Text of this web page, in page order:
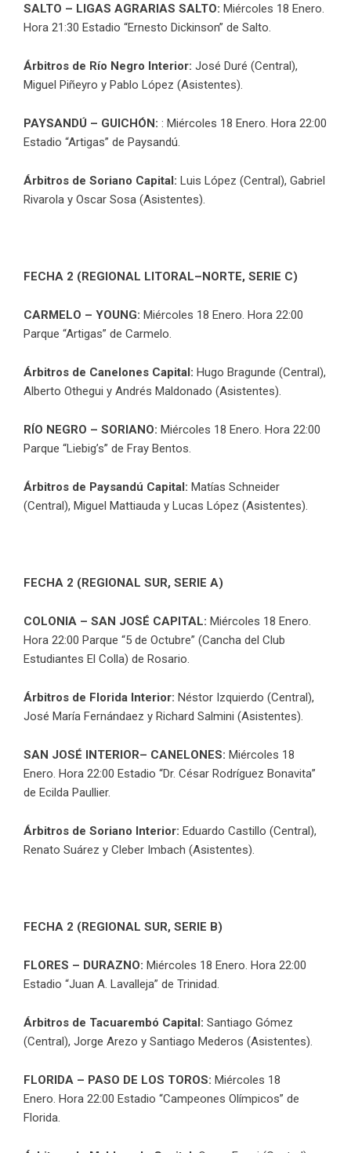
SALTO – LIGAS AGRARIAS SALTO: Miércoles 18 Enero.
Hora 21:30 Estadio “Ernesto Dickinson” de Salto.
Árbitros de Río Negro Interior: José Duré (Central),
Miguel Piñeyro y Pablo López (Asistentes).
PAYSANDÚ – GUICHÓN: : Miércoles 18 Enero. Hora 22:00
Estadio “Artigas” de Paysandú.
Árbitros de Soriano Capital: Luis López (Central), Gabriel
Rivarola y Oscar Sosa (Asistentes).
FECHA 2 (REGIONAL LITORAL–NORTE, SERIE C)
CARMELO – YOUNG: Miércoles 18 Enero. Hora 22:00
Parque “Artigas” de Carmelo.
Árbitros de Canelones Capital: Hugo Bragunde (Central),
Alberto Othegui y Andrés Maldonado (Asistentes).
RÍO NEGRO – SORIANO: Miércoles 18 Enero. Hora 22:00
Parque “Liebig’s” de Fray Bentos.
Árbitros de Paysandú Capital: Matías Schneider
(Central), Miguel Mattiauda y Lucas López (Asistentes).
FECHA 2 (REGIONAL SUR, SERIE A)
COLONIA – SAN JOSÉ CAPITAL: Miércoles 18 Enero.
Hora 22:00 Parque “5 de Octubre” (Cancha del Club
Estudiantes El Colla) de Rosario.
Árbitros de Florida Interior: Néstor Izquierdo (Central),
José María Fernándaez y Richard Salmini (Asistentes).
SAN JOSÉ INTERIOR– CANELONES: Miércoles 18
Enero. Hora 22:00 Estadio “Dr. César Rodríguez Bonavita”
de Ecilda Paullier.
Árbitros de Soriano Interior: Eduardo Castillo (Central),
Renato Suárez y Cleber Imbach (Asistentes).
FECHA 2 (REGIONAL SUR, SERIE B)
FLORES – DURAZNO: Miércoles 18 Enero. Hora 22:00
Estadio “Juan A. Lavalleja” de Trinidad.
Árbitros de Tacuarembó Capital: Santiago Gómez
(Central), Jorge Arezo y Santiago Mederos (Asistentes).
FLORIDA – PASO DE LOS TOROS: Miércoles 18
Enero. Hora 22:00 Estadio “Campeones Olímpicos” de
Florida.